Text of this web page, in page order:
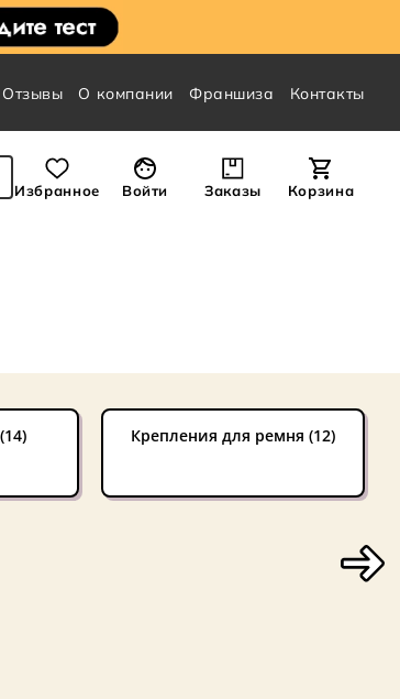
Отзывы О компании Франшиза Контакты
Избранное Войти Заказы Корзина
Крепления для ремня (12)